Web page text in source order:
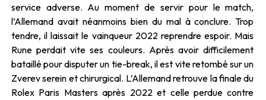
service adverse. Au moment de servir pour le match,
l’Allemand avait néanmoins bien du mal à conclure. Trop
tendre, il laissait le vainqueur 2022 reprendre espoir. Mais
Rune perdait vite ses couleurs. Après avoir difficilement
bataillé pour disputer un tie-break, il est vite retombé sur un
Zverev serein et chirurgical. L’Allemand retrouve la finale du
Rolex Paris Masters après 2022 et celle perdue contre